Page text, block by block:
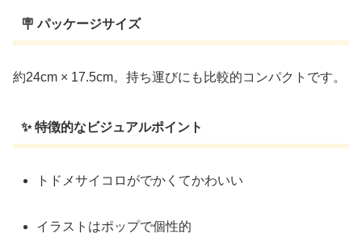
🪧 パッケージサイズ
約24cm × 17.5cm。持ち運びにも比較的コンパクトです。
✨ 特徴的なビジュアルポイント
トドメサイコロがでかくてかわいい
イラストはポップで個性的